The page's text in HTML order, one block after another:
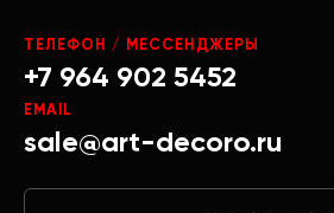
ТЕЛЕФОН / МЕССЕНДЖЕРЫ
+7 964 902 5452
EMAIL
sale@art-decoro.ru